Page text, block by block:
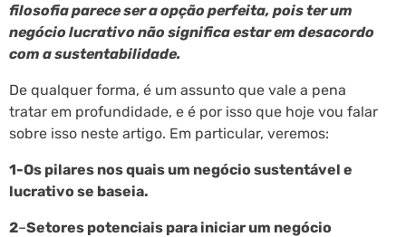
filosofia parece ser a opção perfeita, pois ter um
negócio lucrativo não significa estar em desacordo
com a sustentabilidade.
De qualquer forma, é um assunto que vale a pena
tratar em profundidade, e é por isso que hoje vou falar
sobre isso neste artigo. Em particular, veremos:
1-Os pilares nos quais um negócio sustentável e
lucrativo se baseia.
2–Setores potenciais para iniciar um negócio